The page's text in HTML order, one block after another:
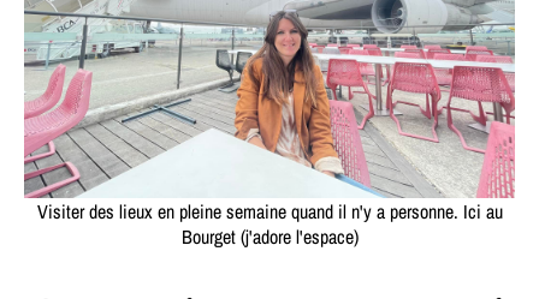
Visiter des lieux en pleine semaine quand il n'y a personne. Ici au
Bourget (j'adore l'espace)